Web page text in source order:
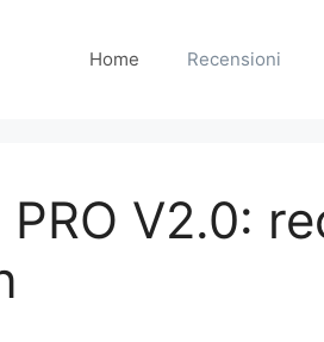
Home Recensioni
V2.0: